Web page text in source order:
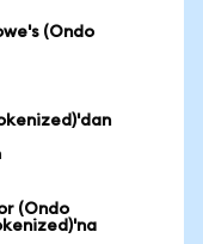
(Ondo
(Ondo